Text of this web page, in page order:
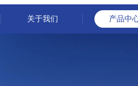
关于我们 产品中